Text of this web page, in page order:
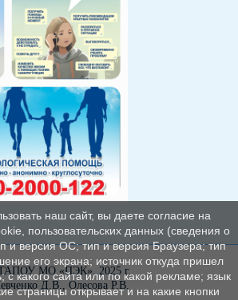
МО «ПЭК», 2025 г.
Д.В., Олесова Р.В.
наш сайт, вы даете согласие на
пользовательских данных (сведения о
и версия ОС; тип и версия Браузера; тип
его экрана; источник откуда пришел
с какого сайта или по какой рекламе; язык
страницы открывает и на какие кнопки